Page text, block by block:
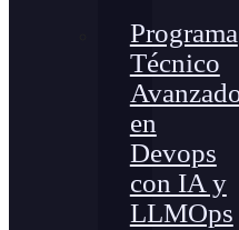
Programa
Técnico
en
Devops
con IA y
LLMOps